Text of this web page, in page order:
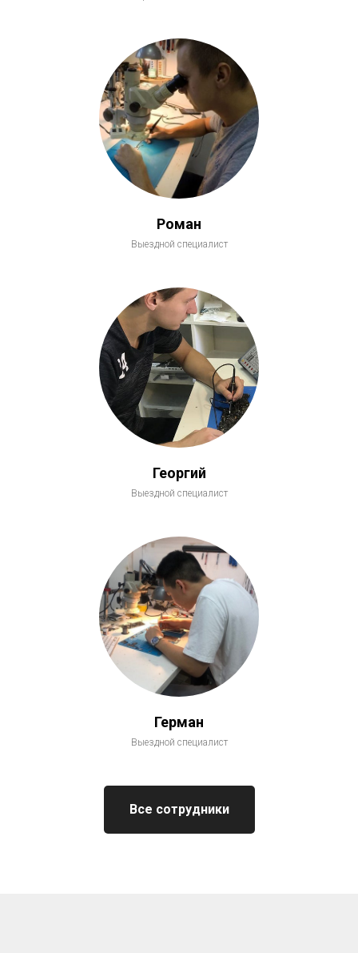
Роман
Выездной специалист
Георгий
Выездной специалист
Герман
Выездной специалист
Все сотрудники